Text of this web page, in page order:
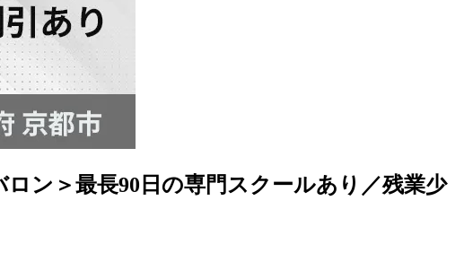
ン＞最長90日の専門スクールあり／残業少